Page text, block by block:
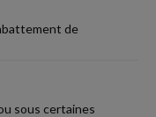
de
sous certaines